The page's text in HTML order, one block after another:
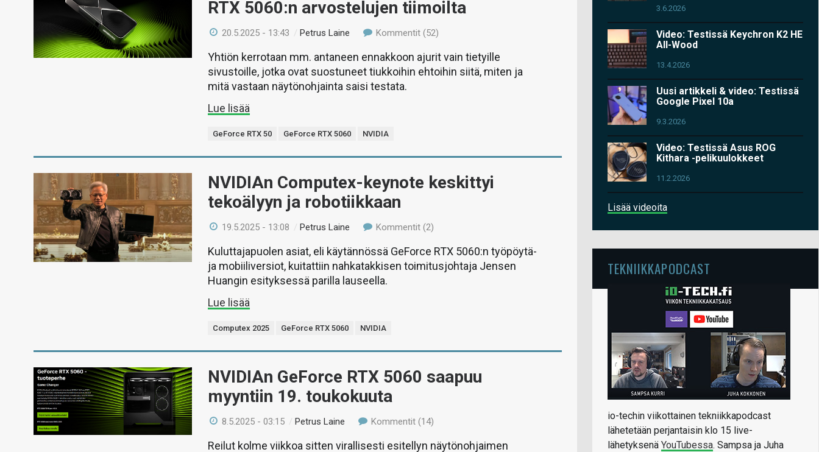
RTX 5060:n arvostelujen tiimoilta
20.5.2025 - 13:43 /Petrus Laine Kommentit (52)
Yhtiön kerrotaan mm. antaneen ennakkoon ajurit vain tietyille
sivustoille, jotka ovat suostuneet tiukkoihin ehtoihin siitä, miten ja
mitä vastaan näytönohjainta saisi testata.
Lue lisää
GeForce RTX 50 GeForce RTX 5060 NVIDIA
NVIDIAn Computex-keynote keskittyi
tekoälyyn ja robotiikkaan
19.5.2025 - 13:08 /Petrus Laine Kommentit (2)
Kuluttajapuolen asiat, eli käytännössä GeForce RTX 5060:n työpöytä-
ja mobiiliversiot, kuitattiin nahkatakkisen toimitusjohtaja Jensen
Huangin esityksessä parilla lauseella.
Lue lisää
Computex 2025 GeForce RTX 5060 NVIDIA
NVIDIAn GeForce RTX 5060 saapuu
myyntiin 19. toukokuuta
8.5.2025 - 03:15 /Petrus Laine Kommentit (14)
Reilut kolme viikkoa sitten virallisesti esitellyn näytönohjaimen
3.6.2026
Video: Testissä Keychron K2 HE
All-Wood
13.4.2026
Uusi artikkeli & video: Testissä
Google Pixel 10a
9.3.2026
Video: Testissä Asus ROG
Kithara -pelikuulokkeet
11.2.2026
Lisää videoita
TEKNIIKKAPODCAST
io-techin viikottainen tekniikkapodcast
lähetetään perjantaisin klo 15 live-
lähetyksenä YouTubessa. Sampsa ja Juha